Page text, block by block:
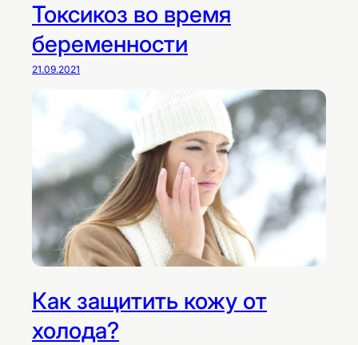
Токсикоз во время
беременности
21.09.2021
Как защитить кожу от
холода?